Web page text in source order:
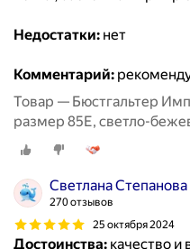
Недостатки: нет
Комментарий:
Товар — Бюстгальтер
размер 85E, светло-
Светлана Степанова
270 отзывов
25 октября 2024
Достоинства: качество и